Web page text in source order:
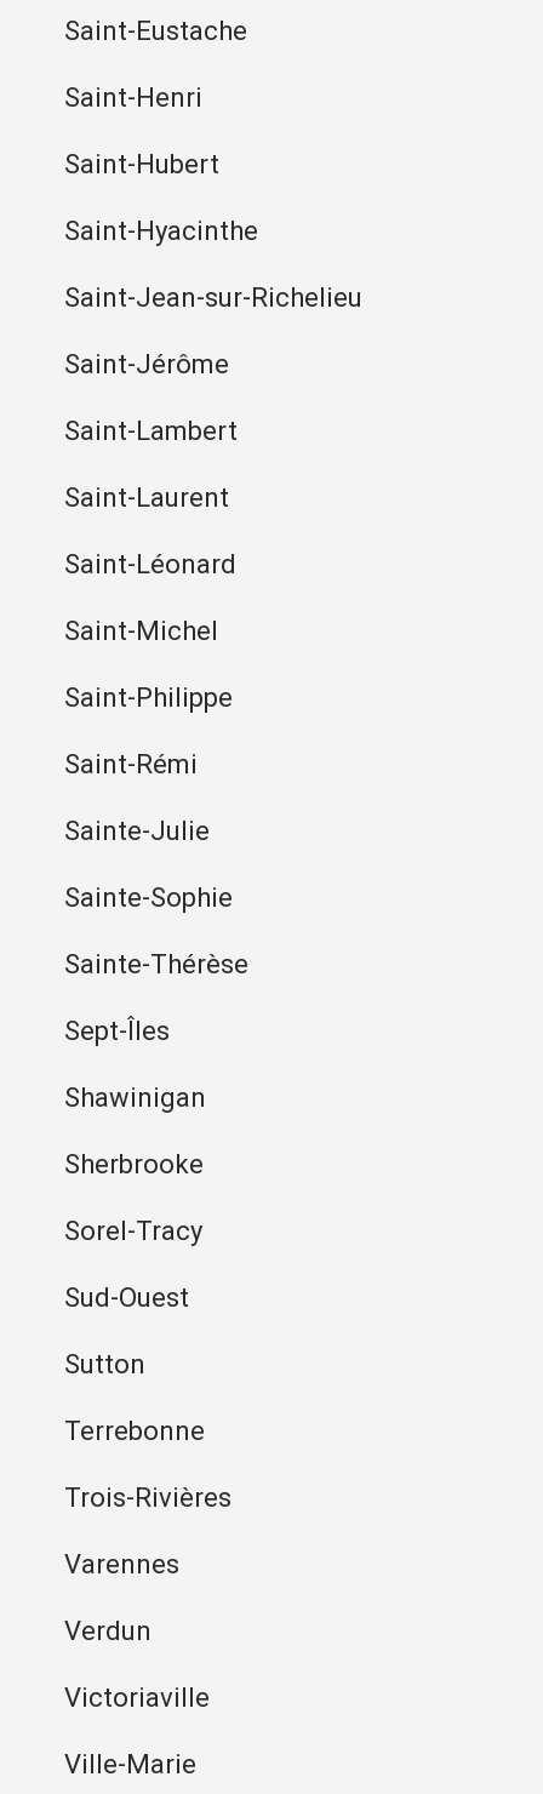
Saint-Eustache
Saint-Henri
Saint-Hubert
Saint-Hyacinthe
Saint-Jean-sur-Richelieu
Saint-Jérôme
Saint-Lambert
Saint-Laurent
Saint-Léonard
Saint-Michel
Saint-Philippe
Saint-Rémi
Sainte-Julie
Sainte-Sophie
Sainte-Thérèse
Sept-Îles
Shawinigan
Sherbrooke
Sorel-Tracy
Sud-Ouest
Sutton
Terrebonne
Trois-Rivières
Varennes
Verdun
Victoriaville
Ville-Marie